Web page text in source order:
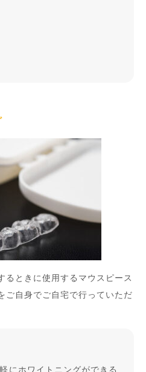
るときに使用するマウスピース
ご自身でご自宅で行っていただ
にホワイトニングができる